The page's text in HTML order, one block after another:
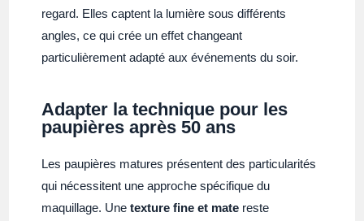
regard. Elles captent la lumière sous différents
angles, ce qui crée un effet changeant
particulièrement adapté aux événements du soir.
Adapter la technique pour les
paupières après 50 ans
Les paupières matures présentent des particularités
qui nécessitent une approche spécifique du
maquillage. Unetexture fine et mate reste